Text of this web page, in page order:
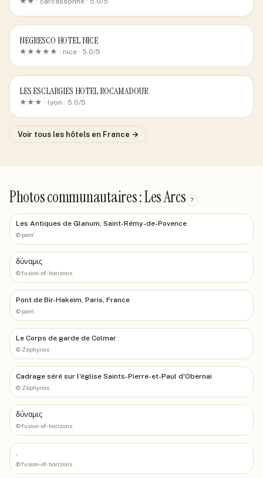
NEGRESCO HOTEL NICE
★★★★★ · nice · 5.0/5
LES ESCLARGIES HOTEL ROCAMADOUR
★★★ · lyon · 5.0/5
Voir tous les hôtels en France →
Photos communautaires : Les Arcs ?
Les Antiques de Glanum, Saint-Rémy-de-Povence
© pom'.
δύναμις
©fusion-of-horizons
Pont de Bir-Hakeim, Paris, France
© pom'.
Le Corps de garde de Colmar
© Zéphyrios
Cadrage séré sur l'église Saints-Pierre-et-Paul d'Obernai
© Zéphyrios
δύναμις
©fusion-of-horizons
©fusion-of-horizons